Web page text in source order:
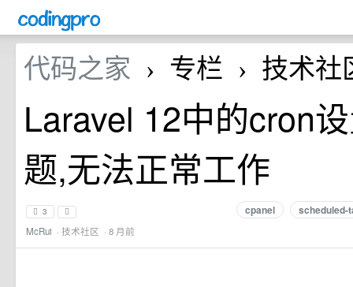
代码之家 › 专栏 › 技术
Laravel 12中的cron
题,无法正常工作
cpanel scheduled-
3
McRui · 技术社区 · 8 月前